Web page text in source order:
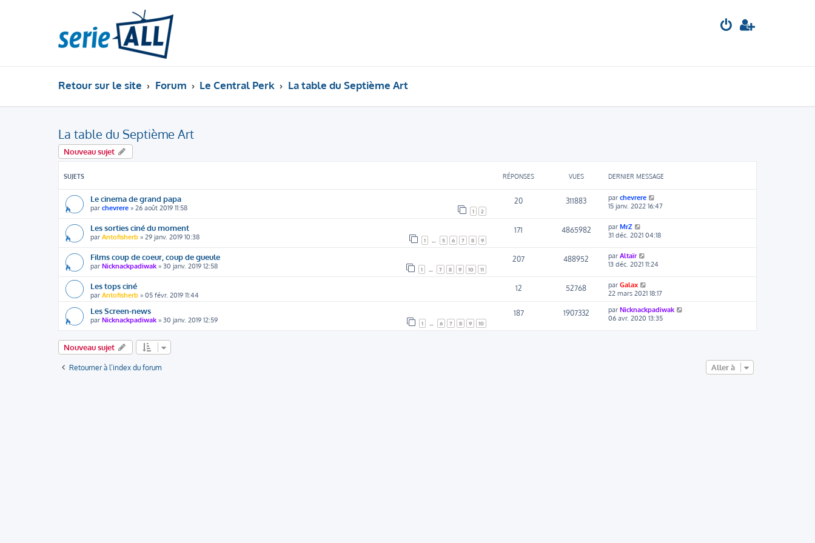
Retour sur le site Forum Le Central Perk La table du Septième Art
La table du Septième Art
Nouveau sujet
SUJETS RÉPONSES VUES DERNIER MESSAGE
Le cinema de grand papa
par chevrere » 26 août 2019 11:58 1 2
20 311883 par chevrere
15 janv. 2022 16:47
Les sorties ciné du moment
par Antofisherb » 29 janv. 2019 10:38 1 5 6 7 8 9
171 4865982 par MrZ
31 déc. 2021 04:18
Films coup de coeur, coup de gueule
par Nicknackpadiwak » 30 janv. 2019 12:58 1 7 8 9 10 11
207 488952 par Altaïr
13 déc. 2021 11:24
Les tops ciné
par Antofisherb » 05 févr. 2019 11:44
12 52768 par Galax
22 mars 2021 18:17
Les Screen-news
par Nicknackpadiwak » 30 janv. 2019 12:59 1 6 7 8 9 10
187 1907332 par Nicknackpadiwak
06 avr. 2020 13:35
Nouveau sujet
Retourner à l’index du forum Aller à